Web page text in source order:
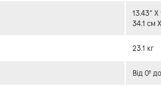
13.43” X
34.1 см
23.1 кг
Від 0º